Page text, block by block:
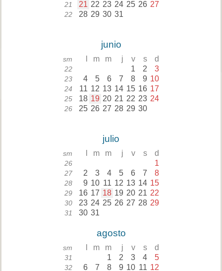
21 21 22 23 24 25 26 27
22 28 29 30 31
junio
sm m m j v s d
22 1 2 3
23 4 5 6 7 8 9 10
24 11 12 13 14 15 16 17
25 18 19 20 21 22 23 24
26 25 26 27 28 29 30
julio
sm m m j v s d
26 1
27 2 3 4 5 6 7 8
28 9 10 11 12 13 14 15
29 16 17 18 19 20 21 22
30 23 24 25 26 27 28 29
31 30 31
agosto
sm m m j v s d
31 1 2 3 4 5
32 6 7 8 9 10 11 12